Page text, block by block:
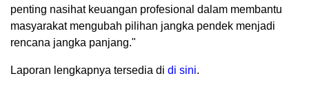
penting nasihat keuangan profesional dalam membantu
masyarakat mengubah pilihan jangka pendek menjadi
rencana jangka panjang."
Laporan lengkapnya tersedia di di sini.